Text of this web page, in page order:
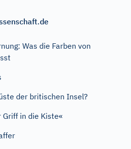
Was die Farben von
der britischen Insel?
in die Kiste«